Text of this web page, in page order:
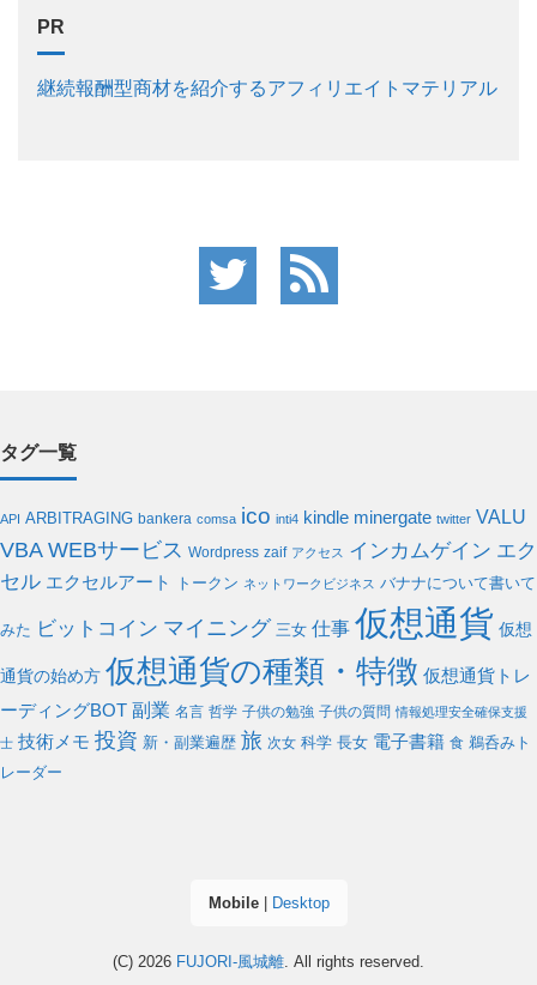
PR
継続報酬型商材を紹介するアフィリエイトマテリアル
タグ一覧
API ARBITRAGING bankera comsa ico inti4 kindle minergate twitter VALU
VBA WEBサービス Wordpress zaif アクセス インカムゲイン エク
セル エクセルアート トークン ネットワークビジネス バナナについて書いて
みた ビットコイン マイニング 三女 仕事 仮想通貨 仮想
通貨の始め方 仮想通貨の種類・特徴 仮想通貨トレ
ーディングBOT 副業 名言 哲学 子供の勉強 子供の質問 情報処理安全確保支援
士 技術メモ 投資 新・副業遍歴 旅 次女 科学 長女 電子書籍 食 鵜呑みト
レーダー
Mobile| Desktop
(C) 2026 FUJORI-風城離 . All rights reserved.